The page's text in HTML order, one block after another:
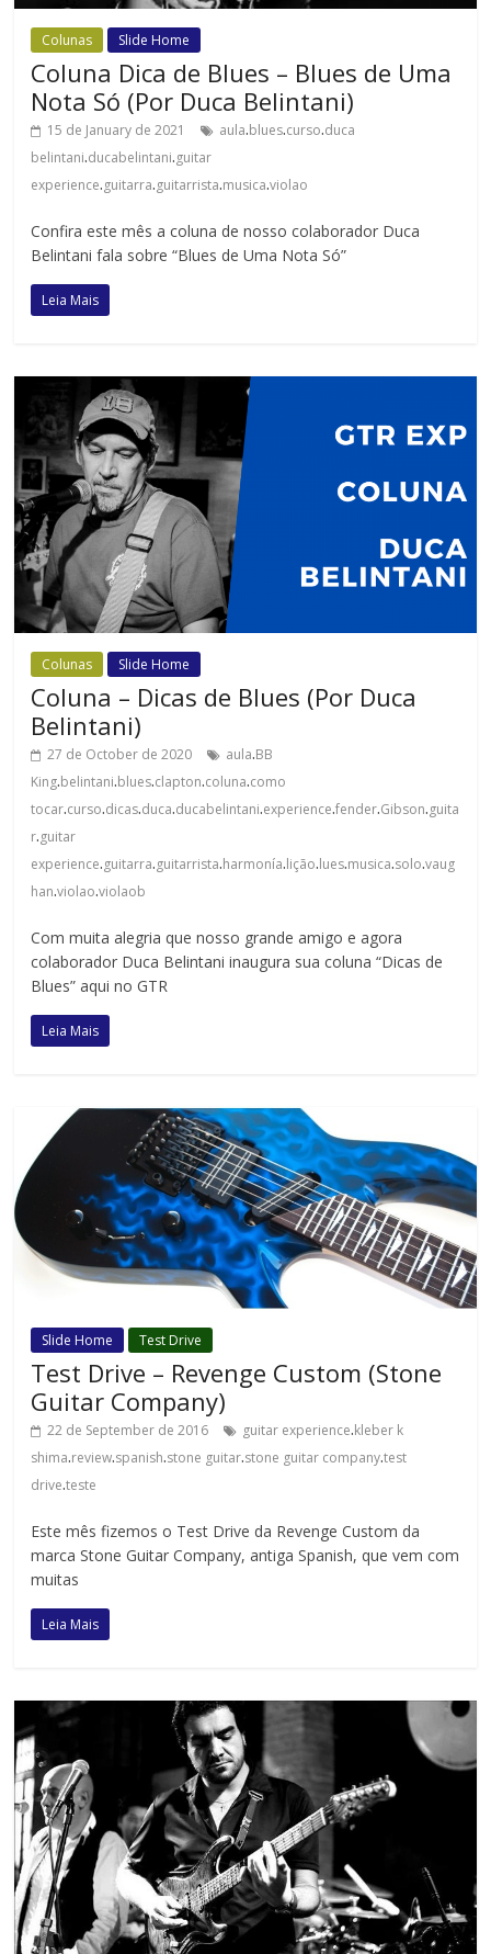
Colunas Slide Home
Coluna Dica de Blues – Blues de Uma
Nota Só (Por Duca Belintani)
15 de January de 2021 aula.blues.curso.duca
belintani.ducabelintani.guitar
experience.guitarra.guitarrista.musica.violao
Confira este mês a coluna de nosso colaborador Duca
Belintani fala sobre “Blues de Uma Nota Só”
Leia Mais
Colunas Slide Home
Coluna – Dicas de Blues (Por Duca
Belintani)
27 de October de 2020 aula.BB
King.belintani.blues.clapton.coluna.como
tocar.curso.dicas.duca.ducabelintani.experience.fender.Gibson.guita
r.guitar
experience.guitarra.guitarrista.harmonía.lição.lues.musica.solo.vaug
han.violao.violaob
Com muita alegria que nosso grande amigo e agora
colaborador Duca Belintani inaugura sua coluna “Dicas de
Blues” aqui no GTR
Leia Mais
Slide Home Test Drive
Test Drive – Revenge Custom (Stone
Guitar Company)
22 de September de 2016 guitar experience.kleber k
shima.review.spanish.stone guitar.stone guitar company.test
drive.teste
Este mês fizemos o Test Drive da Revenge Custom da
marca Stone Guitar Company, antiga Spanish, que vem com
muitas
Leia Mais